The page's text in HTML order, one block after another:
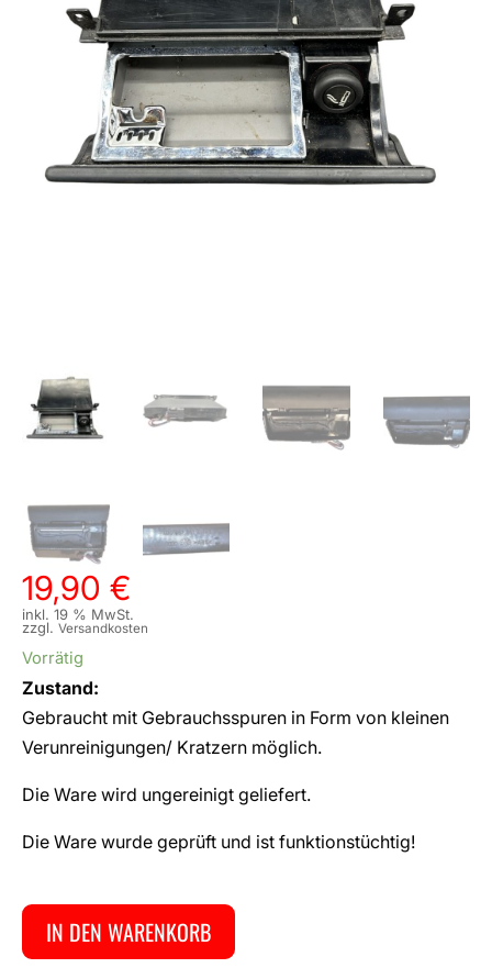
19,90 €
inkl. 19 % MwSt.
zzgl. Versandkosten
Vorrätig
Zustand:
Gebraucht mit Gebrauchsspuren in Form von kleinen
Verunreinigungen/ Kratzern möglich.
Die Ware wird ungereinigt geliefert.
Die Ware wurde geprüft und ist funktionstüchtig!
IN DEN WARENKORB